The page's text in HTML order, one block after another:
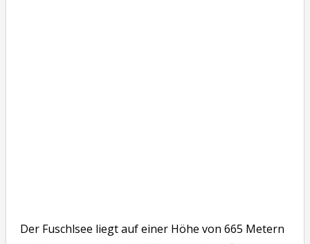
Der Fuschlsee liegt auf einer Höhe von 665 Metern